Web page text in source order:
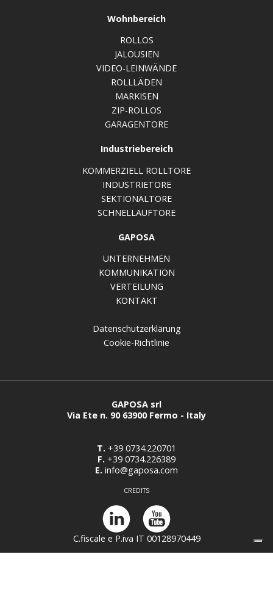
Wohnbereich
ROLLOS
JALOUSIEN
VIDEO-LEINWÄNDE
ROLLLÄDEN
MARKISEN
ZIP-ROLLOS
GARAGENTORE
Industriebereich
KOMMERZIELL ROLLTORE
INDUSTRIETORE
SEKTIONALTORE
SCHNELLAUFTORE
GAPOSA
UNTERNEHMEN
KOMMUNIKATION
VERTEILUNG
KONTAKT
Datenschutzerklärung
Cookie-Richtlinie
GAPOSA srl
Via Ete n. 90 63900 Fermo - Italy
T. +39 0734.220701
F. +39 0734.226389
E. info@gaposa.com
CREDITS
C.fiscale e P.iva IT 00128970449